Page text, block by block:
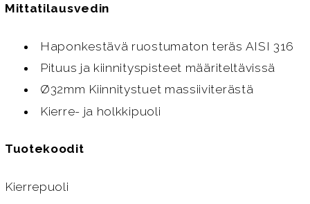
Mittatilausvedin
Haponkestävä ruostumaton teräs AISI 316
Pituus ja kiinnityspisteet määriteltävissä
Ø32mm Kiinnitystuet massiiviterästä
Kierre- ja holkkipuoli
Tuotekoodit
Kierrepuoli